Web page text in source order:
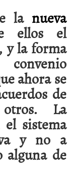
la nueva
ellos el
y la forma
ahora se
de
La
sistema
y no a
alguna de